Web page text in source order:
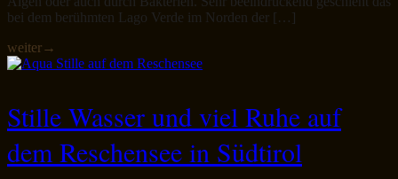
bei dem berühmten Lago Verde im Norden der […]
weiter→
Stille Wasser und viel Ruhe auf
dem Reschensee in Südtirol